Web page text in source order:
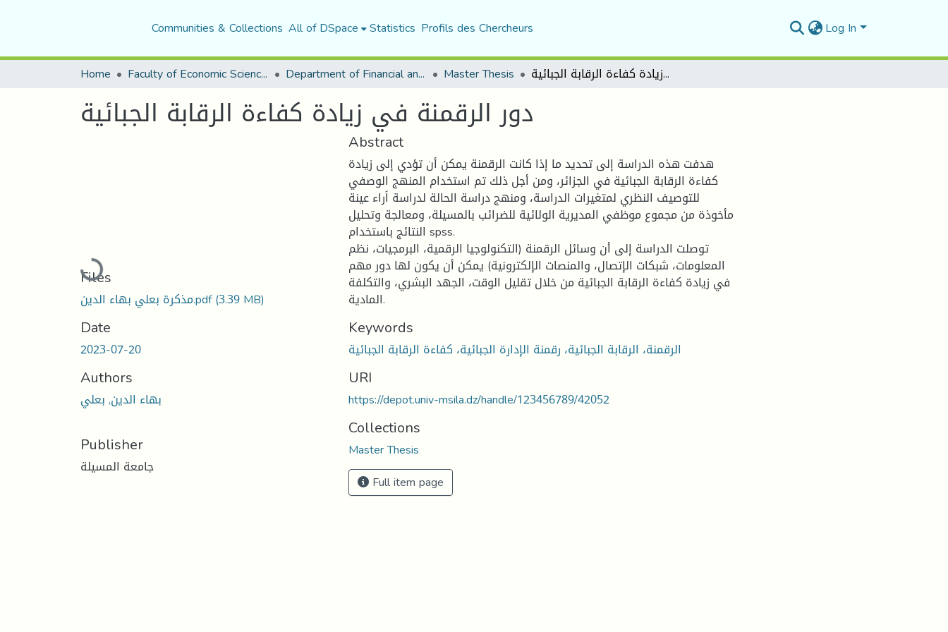
Communities & Collections All of DSpace Statistics Profils des Chercheurs Log In
Home Faculty of Economic Sciences, Commerce and Management Sciences Department of Financial and Accounting Sciences Master Thesis دور الرقمنة في زيادة كفاءة الرقابة الجبائية
دور الرقمنة في زيادة كفاءة الرقابة الجبائية
Loading...
Files
مذكرة بعلي بهاء الدين.pdf(3.39 MB)
Date
2023-07-20
Authors
بهاء الدين, بعلي
Publisher
جامعة المسيلة
Abstract
هدفت هذه الدراسة إلى تحديد ما إذا كانت الرقمنة يمكن أن تؤدي إلى زيادة
كفاءة الرقابة الجبائية في الجزائر، ومن أجل ذلك تم استخدام المنهج الوصفي
للتوصيف النظري لمتغيرات الدراسة، ومنهج دراسة الحالة لدراسة اَراء عينة
مأخوذة من مجموع موظفي المديرية الولائية للضرائب بالمسيلة، ومعالجة وتحليل
النتائج باستخدام spss.
توصلت الدراسة إلى أن وسائل الرقمنة (التكنولوجيا الرقمية، البرمجيات، نظم
المعلومات، شبكات الإتصال، والمنصات الإلكترونية) يمكن أن يكون لها دور مهم
في زيادة كفاءة الرقابة الجبائية من خلال تقليل الوقت، الجهد البشري، والتكلفة
المادية.
Keywords
الرقمنة، الرقابة الجبائية، رقمنة الإدارة الجبائية، كفاءة الرقابة الجبائية
URI
https://depot.univ-msila.dz/handle/123456789/42052
Collections
Master Thesis
Full item page